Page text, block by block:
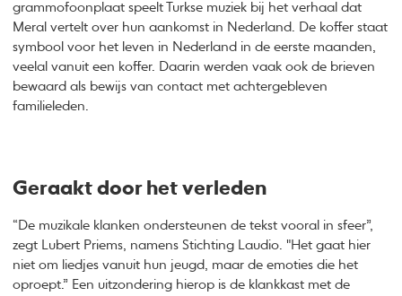
grammofoonplaat speelt Turkse muziek bij het verhaal dat
Meral vertelt over hun aankomst in Nederland. De koffer staat
symbool voor het leven in Nederland in de eerste maanden,
veelal vanuit een koffer. Daarin werden vaak ook de brieven
bewaard als bewijs van contact met achtergebleven
familieleden.
Geraakt door het verleden
“De muzikale klanken ondersteunen de tekst vooral in sfeer”,
zegt Lubert Priems, namens Stichting Laudio. "Het gaat hier
niet om liedjes vanuit hun jeugd, maar de emoties die het
oproept.” Een uitzondering hierop is de klankkast met de